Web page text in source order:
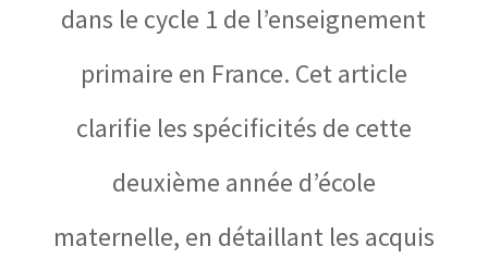
dans le cycle 1 de l’enseignement
primaire en France. Cet article
clarifie les spécificités de cette
deuxième année d’école
maternelle, en détaillant les acquis